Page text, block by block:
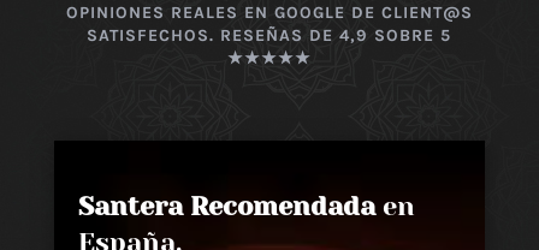
OPINIONES REALES EN GOOGLE DE CLIENT@S
SATISFECHOS. RESEÑAS DE 4,9 SOBRE 5
★★★★★
Santera Recomendadaen
España,